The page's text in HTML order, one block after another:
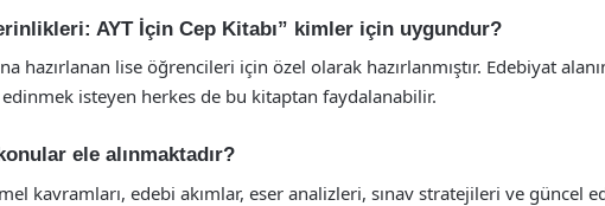
AYT İçin Cep Kitabı” kimler için uygundur?
hazırlanan lise öğrencileri için özel olarak hazırlanmıştır. Edebiyat
isteyen herkes de bu kitaptan faydalanabilir.
ele alınmaktadır?
kavramları, edebi akımlar, eser analizleri, sınav stratejileri ve güncel